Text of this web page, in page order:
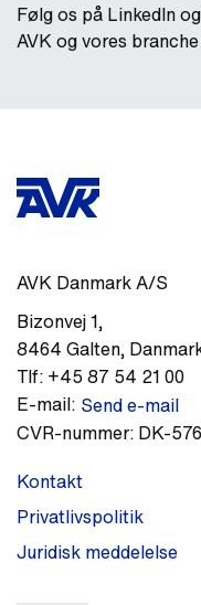
Følg os på LinkedIn
AVK og vores
AVK Danmark A/S
Bizonvej 1,
8464 Galten,
Tlf: +45 87 54 21 00
E-mail: Send e-mail
CVR-nummer: DK-
Kontakt
Privatlivspolitik
Juridisk meddelelse